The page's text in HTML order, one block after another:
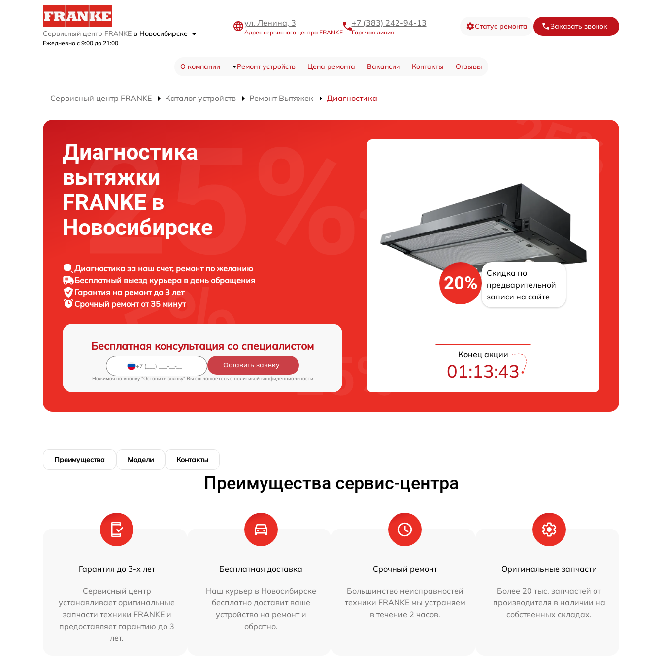
Сервисный центр FRANKE в Новосибирске
Ежедневно с 9:00 до 21:00
ул. Ленина, 3
Адрес сервисного центра FRANKE
+7 (383) 242-94-13
Горячая линия
Статус ремонта Заказать звонок
О компании Ремонт устройств Цена ремонта Вакансии Контакты Отзывы
Сервисный центр FRANKE Каталог устройств Ремонт Вытяжек Диагностика
Диагностика
вытяжки
FRANKE в
Новосибирске
Диагностика за наш счет, ремонт по желанию
Бесплатный выезд курьера в день обращения
Гарантия на ремонт до 3 лет
Срочный ремонт от 35 минут
Бесплатная консультация со специалистом
Оставить заявку
Нажимая на кнопку "Оставить заявку" Вы соглашаетесь c политикой конфиденциальности
20%
Скидка по
предварительной
записи на сайте
Конец акции
01:13:42
Преимущества Модели Контакты
Преимущества сервис-центра
Гарантия до 3-х лет
Сервисный центр
устанавливает оригинальные
запчасти техники FRANKE и
предоставляет гарантию до 3
лет.
Бесплатная доставка
Наш курьер в Новосибирске
бесплатно доставит ваше
устройство на ремонт и
обратно.
Срочный ремонт
Большинство неисправностей
техники FRANKE мы устраняем
в течение 2 часов.
Оригинальные запчасти
Более 20 тыс. запчастей от
производителя в наличии на
собственных складах.